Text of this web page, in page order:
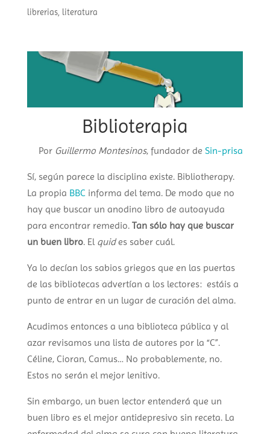
librerias, literatura
Biblioterapia
Por Guillermo Montesinos, fundador deSin-prisa
Sí, según parece la disciplina existe. Bibliotherapy.
La propia BBCinforma del tema. De modo que no
hay que buscar un anodino libro de autoayuda
para encontrar remedio. Tan sólo hay que buscar
un buen libro. El quides saber cuál.
Ya lo decían los sabios griegos que en las puertas
de las bibliotecas advertían a los lectores: estáis a
punto de entrar en un lugar de curación del alma.
Acudimos entonces a una biblioteca pública y al
azar revisamos una lista de autores por la “C”.
Céline, Cioran, Camus… No probablemente, no.
Estos no serán el mejor lenitivo.
Sin embargo, un buen lector entenderá que un
buen libro es el mejor antidepresivo sin receta. La